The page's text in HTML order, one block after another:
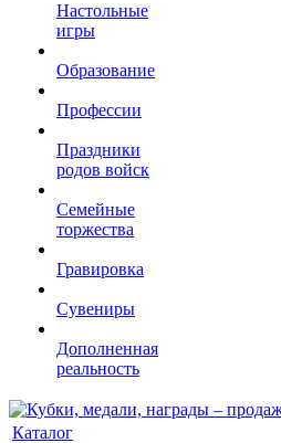
Настольные
игры
Образование
Профессии
Праздники
родов войск
Семейные
торжества
Гравировка
Сувениры
Дополненная
реальность
Каталог